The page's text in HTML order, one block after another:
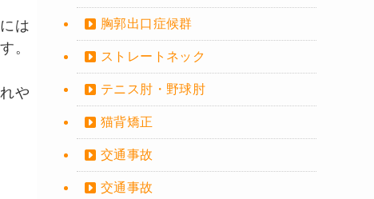
は
。
や
胸郭出口症候群
ストレートネック
テニス肘・野球肘
猫背矯正
交通事故
交通事故